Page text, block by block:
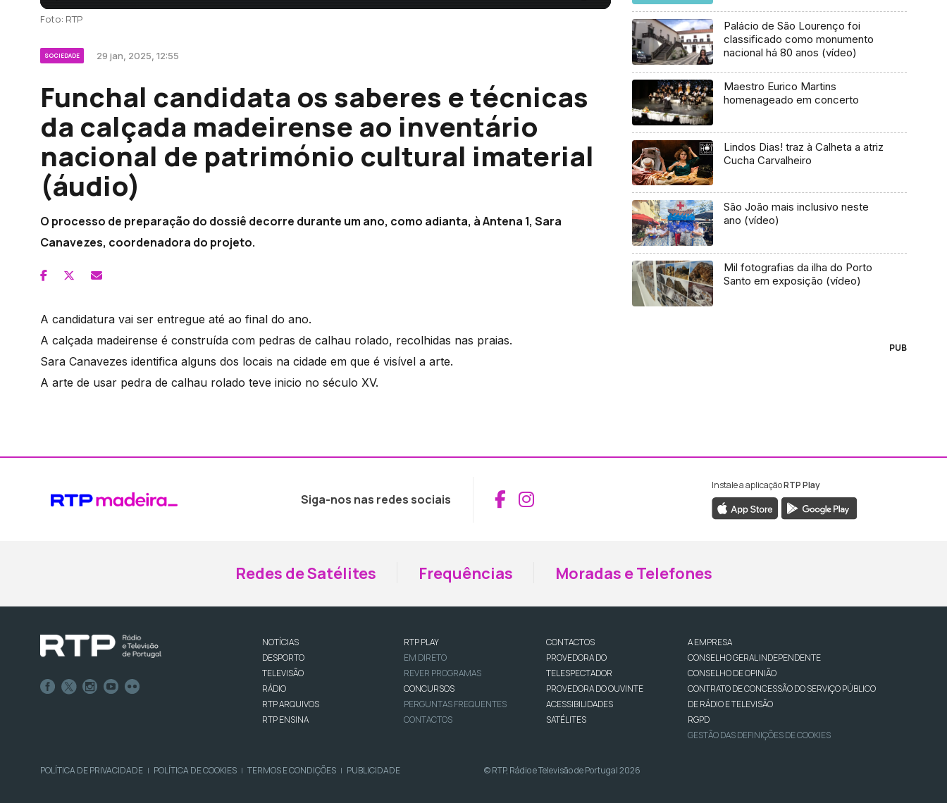
Foto: RTP
SOCIEDADE 29 jan, 2025, 12:55
Funchal candidata os saberes e técnicas
da calçada madeirense ao inventário
nacional de património cultural imaterial
(áudio)
O processo de preparação do dossiê decorre durante um ano, como adianta, à Antena 1, Sara
Canavezes, coordenadora do projeto.
A candidatura vai ser entregue até ao final do ano.
A calçada madeirense é construída com pedras de calhau rolado, recolhidas nas praias.
Sara Canavezes identifica alguns dos locais na cidade em que é visível a arte.
A arte de usar pedra de calhau rolado teve inicio no século XV.
Palácio de São Lourenço foi
classificado como monumento
nacional há 80 anos (vídeo)
Maestro Eurico Martins
homenageado em concerto
Lindos Dias! traz à Calheta a atriz
Cucha Carvalheiro
São João mais inclusivo neste
ano (vídeo)
Mil fotografias da ilha do Porto
Santo em exposição (vídeo)
PUB
Siga-nos nas redes sociais Aceder ao Facebook da RTP Madeira
Aceder ao Instagram da RTP Madeira
Instale a aplicaçãoRTP Play
Redes de Satélites Frequências Moradas e Telefones
NOTÍCIAS
DESPORTO
TELEVISÃO
RÁDIO
RTP ARQUIVOS
RTP ENSINA
RTP PLAY
EM DIRETO
REVER PROGRAMAS
CONCURSOS
PERGUNTAS FREQUENTES
CONTACTOS
CONTACTOS
PROVEDORA DO
TELESPECTADOR
PROVEDORA DO OUVINTE
ACESSIBILIDADES
SATÉLITES
A EMPRESA
CONSELHO GERAL INDEPENDENTE
CONSELHO DE OPINIÃO
CONTRATO DE CONCESSÃO DO SERVIÇO PÚBLICO
DE RÁDIO E TELEVISÃO
RGPD
GESTÃO DAS DEFINIÇÕES DE COOKIES
POLÍTICA DE PRIVACIDADE | POLÍTICA DE COOKIES | TERMOS E CONDIÇÕES | PUBLICIDADE © RTP, Rádio e Televisão de Portugal 2026